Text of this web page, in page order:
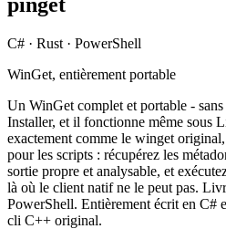
C# · Rust · PowerShell
WinGet, entièrement portable
Un WinGet complet et portable -
Installer, et il fonctionne même sous
exactement comme le winget
pour les scripts : récupérez les
sortie propre et analysable, et
là où le client natif ne le peut pas.
PowerShell. Entièrement écrit en C#
cli C++ original.